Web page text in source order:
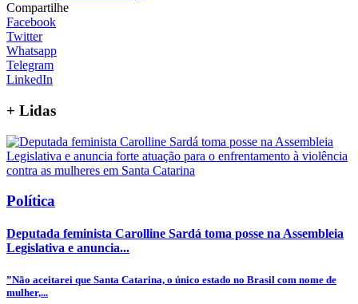
Compartilhe
Facebook
Twitter
Whatsapp
Telegram
LinkedIn
+ Lidas
Política
Deputada feminista Carolline Sardá toma posse na Assembleia
Legislativa e anuncia...
”Não aceitarei que Santa Catarina, o único estado no Brasil com nome de
mulher,...